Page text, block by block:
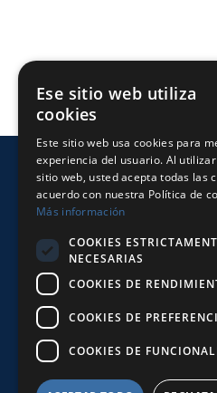
Hotel Nautilus. Carrer del
Roses.
© Hotel Nautilus 2026.
Ese sitio web utiliza
cookies
Este sitio web usa cookies para
experiencia del usuario. Al
sitio web, usted acepta todas las
acuerdo con nuestra Política de
Más información
COOKIES
NECESARIAS
COOKIES DE
COOKIES DE
COOKIES DE